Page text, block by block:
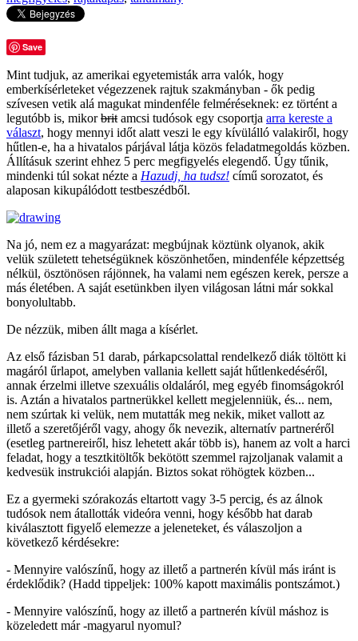
Save
Mint tudjuk, az amerikai egyetemisták arra valók, hogy
emberkísérleteket végezzenek rajtuk szakmányban - ők pedig
szívesen vetik alá magukat mindenféle felméréseknek: ez történt a
legutóbb is, mikorbrit amcsi tudósok egy csoportja arra kereste a
választ, hogy mennyi időt alatt veszi le egy kívülálló valakiről, hogy
hűtlen-e, ha a hivatalos párjával látja közös feladatmegoldás közben.
Állításuk szerint ehhez 5 perc megfigyelés elegendő. Úgy tűnik,
mindenki túl sokat nézte a Hazudj, ha tudsz! című sorozatot, és
alaposan kikupálódott testbeszédből.
Na jó, nem ez a magyarázat: megbújnak köztünk olyanok, akik
velük született tehetségüknek köszönhetően, mindenféle képzettség
nélkül, ösztönösen rájönnek, ha valami nem egészen kerek, persze a
más életében. A saját esetünkben ilyen világosan látni már sokkal
bonyolultabb.
De nézzük, miben állt maga a kísérlet.
Az első fázisban 51 darab, párkapcsolattal rendelkező diák töltött ki
magáról űrlapot, amelyben vallania kellett saját hűtlenkedéséről,
annak érzelmi illetve szexuális oldaláról, meg egyéb finomságokról
is. Aztán a hivatalos partnerükkel kellett megjelenniük, és... nem,
nem szúrtak ki velük, nem mutatták meg nekik, miket vallott az
illető a szeretőjéről vagy, ahogy ők nevezik, alternatív partneréről
(esetleg partnereiről, hisz lehetett akár több is), hanem az volt a harci
feladat, hogy a tesztkitöltők bekötött szemmel rajzoljanak valamit a
kedvesük instrukciói alapján. Biztos sokat röhögtek közben...
Ez a gyermeki szórakozás eltartott vagy 3-5 percig, és az álnok
tudósok nem átallották videóra venni, hogy később hat darab
kiválasztott figyelő elemezze a jeleneteket, és válaszoljon a
következő kérdésekre:
- Mennyire valószínű, hogy az illető a partnerén kívül más iránt is
érdeklődik? (Hadd tippeljek: 100% kapott maximális pontszámot.)
- Mennyire valószínű, hogy az illető a partnerén kívül máshoz is
közeledett már -magyarul nyomul?